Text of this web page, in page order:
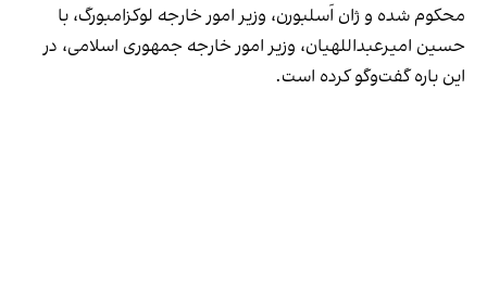
محکوم شده و ژان اَسلبورن، وزیر امور خارجه لوکزامبورگ، با
حسین امیرعبداللهیان، وزیر امور خارجه جمهوری اسلامی، در
این باره گفت‌وگو کرده است.